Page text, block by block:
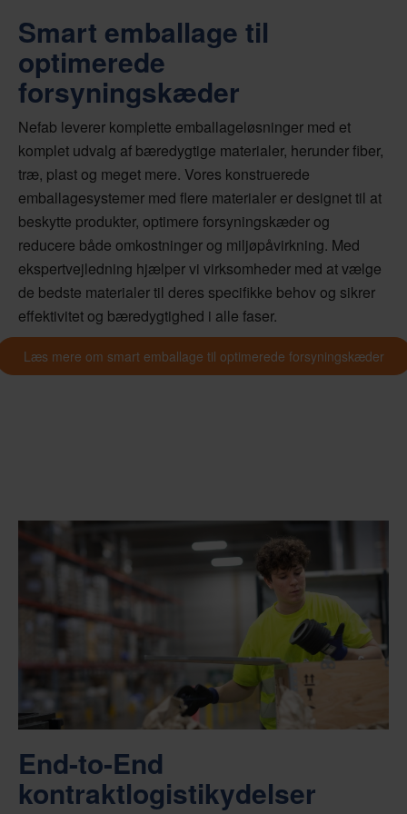
Smart emballage til
optimerede
forsyningskæder
Nefab leverer komplette emballageløsninger med et
komplet udvalg af bæredygtige materialer, herunder fiber,
træ, plast og meget mere. Vores konstruerede
emballagesystemer med flere materialer er designet til at
beskytte produkter, optimere forsyningskæder og
reducere både omkostninger og miljøpåvirkning. Med
ekspertvejledning hjælper vi virksomheder med at vælge
de bedste materialer til deres specifikke behov og sikrer
effektivitet og bæredygtighed i alle faser.
Læs mere om smart emballage til optimerede forsyningskæder
End-to-End
kontraktlogistikydelser